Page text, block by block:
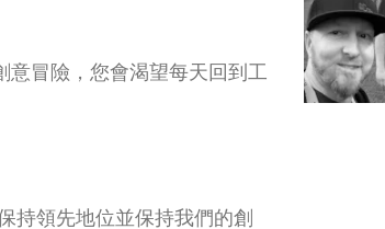
冒險，您會渴望每天回到工
持領先地位並保持我們的創